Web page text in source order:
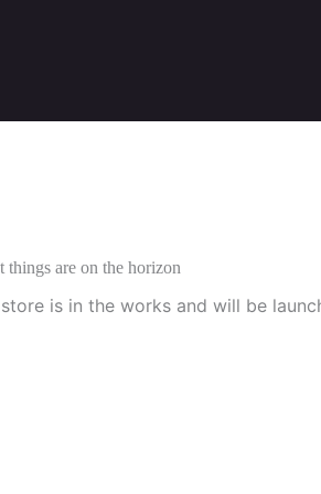
things are on the horizon
is in the works and will be